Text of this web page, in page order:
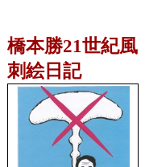
橋本勝21世紀風
刺絵日記